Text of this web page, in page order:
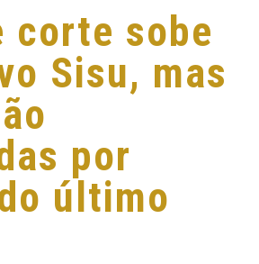
corte sobe
Sisu, mas
por
último